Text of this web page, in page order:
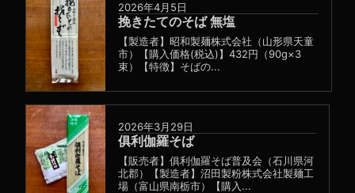
2026年4月5日
挽きたてのそば 無塩
【製造者】昭和製麺株式会社（山形県天童
市）【購入価格(税込)】432円（90g×3
束）【特徴】そばの...
2026年3月29日
俱利伽羅そば
【販売者】俱利伽羅そば普及会（石川県河
北郡）【製造者】沼田製粉株式会社製麺工
場（富山県南栃市）【購入...